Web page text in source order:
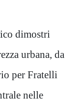
dimostri
urbana, da
per Fratelli
nelle